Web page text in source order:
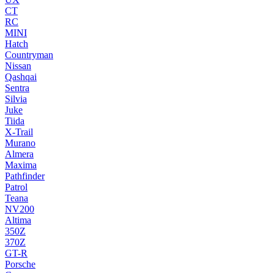
CT
RC
MINI
Hatch
Countryman
Nissan
Qashqai
Sentra
Silvia
Juke
Tiida
X-Trail
Murano
Almera
Maxima
Pathfinder
Patrol
Teana
NV200
Altima
350Z
370Z
GT-R
Porsche